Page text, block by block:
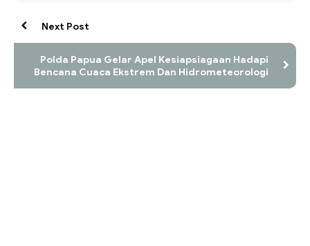
Next Post
Polda Papua Gelar Apel Kesiapsiagaan Hadapi
Bencana Cuaca Ekstrem Dan Hidrometeorologi